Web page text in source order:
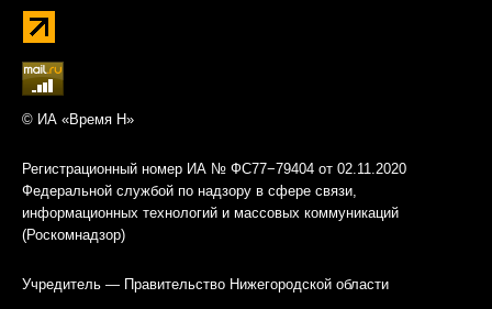
© ИА «Время Н»
Регистрационный номер ИА № ФС77−79404 от 02.11.2020
Федеральной службой по надзору в сфере связи,
информационных технологий и массовых коммуникаций
(Роскомнадзор)
Учредитель — Правительство Нижегородской области